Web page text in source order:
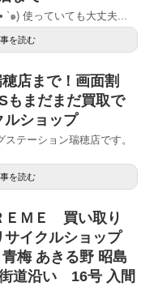
`๑) 使っていても大丈夫...
を読む
店まで！画面割
まだまだ買取で
ルショップ
テーション瑞穂店です。
を読む
ＥＭＥ 買い取り
イクルショップ
梅 あきる野 昭島
道沿い 16号 入間